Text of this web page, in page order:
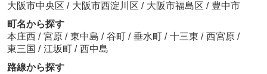
大阪市中央区 / 大阪市西淀川区 / 大阪市福島区 / 豊中市
町名から探す
本庄西 / 宮原 / 東中島 / 谷町 / 垂水町 / 十三東 / 西宮原 /
東三国 / 江坂町 / 西中島
路線から探す